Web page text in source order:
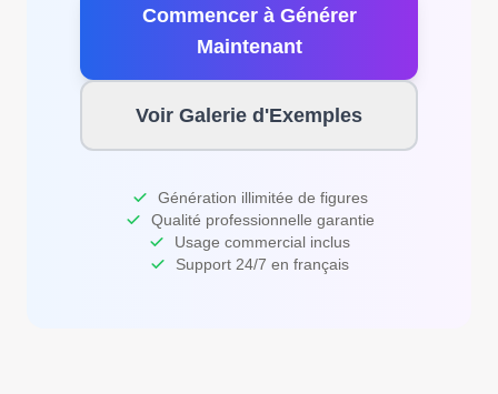
Commencer à Générer
Maintenant
Voir Galerie d'Exemples
Génération illimitée de figures
Qualité professionnelle garantie
Usage commercial inclus
Support 24/7 en français